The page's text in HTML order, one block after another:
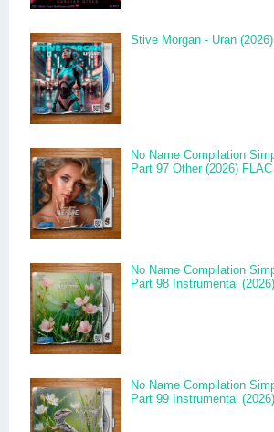
Stive Morgan - Uran
No Name Compilation
Part 97 Other (2026) FLAC
No Name Compilation
Part 98 Instrumental
No Name Compilation
Part 99 Instrumental